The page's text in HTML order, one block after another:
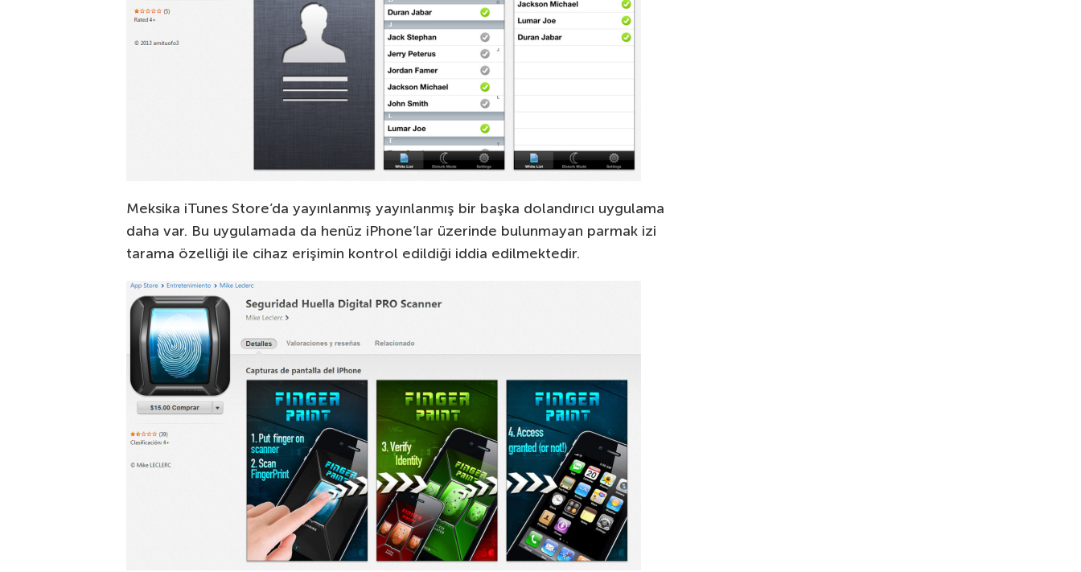
Meksika iTunes Store’da yayınlanmış yayınlanmış bir başka dolandırıcı uygulama
daha var. Bu uygulamada da henüz iPhone’lar üzerinde bulunmayan parmak izi
tarama özelliği ile cihaz erişimin kontrol edildiği iddia edilmektedir.